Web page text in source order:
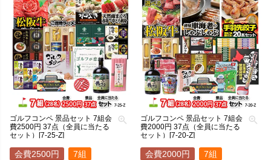
ゴルフコンペ 景品セット 7組会
費2500円 37点（全員に当たる
セット）[7-25-Z]
会費2500円
7組
ゴルフコンペ 景品セット 7組会
費2000円 37点（全員に当たる
セット）[7-20-Z]
会費2000円
7組